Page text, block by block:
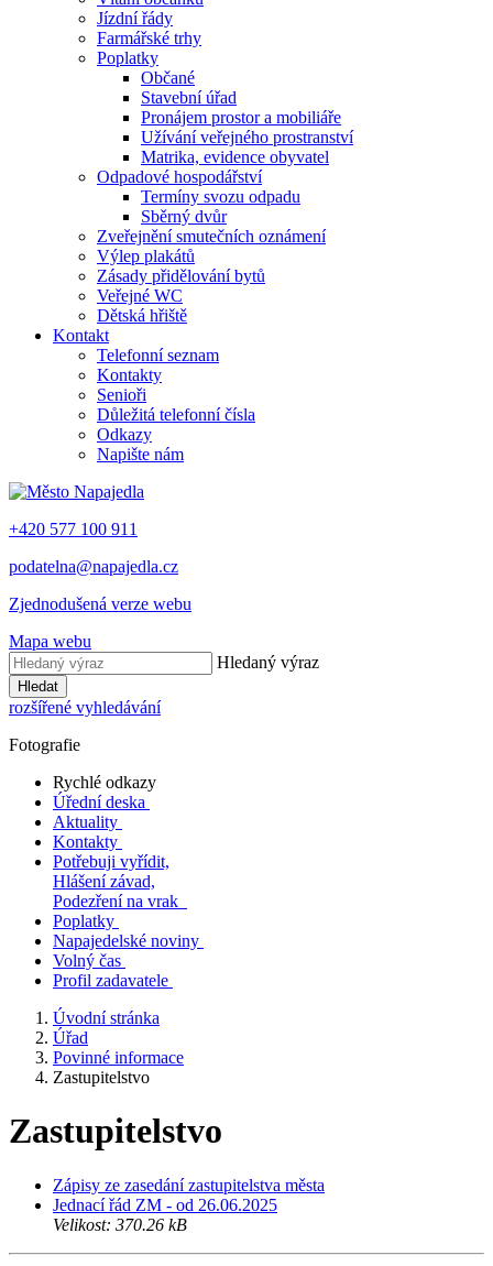
Jízdní řády
Farmářské trhy
Poplatky
Občané
Stavební úřad
Pronájem prostor a mobiliáře
Užívání veřejného prostranství
Matrika, evidence obyvatel
Odpadové hospodářství
Termíny svozu odpadu
Sběrný dvůr
Zveřejnění smutečních oznámení
Výlep plakátů
Zásady přidělování bytů
Veřejné WC
Dětská hřiště
Kontakt
Telefonní seznam
Kontakty
Senioři
Důležitá telefonní čísla
Odkazy
Napište nám
+420 577 100 911
podatelna@napajedla.cz
Zjednodušená verze webu
Mapa webu
Hledaný výraz
Hledat
rozšířené vyhledávání
Fotografie
Rychlé odkazy
Úřední deska
Aktuality
Kontakty
Potřebuji vyřídit,
Hlášení závad,
Podezření na vrak
Poplatky
Napajedelské noviny
Volný čas
Profil zadavatele
Úvodní stránka
Úřad
Povinné informace
Zastupitelstvo
Zastupitelstvo
Zápisy ze zasedání zastupitelstva města
Jednací řád ZM - od 26.06.2025
Velikost: 370.26 kB